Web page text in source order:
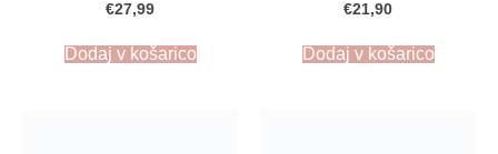
€27,99
Dodaj v košarico
€21,90
Dodaj v košarico